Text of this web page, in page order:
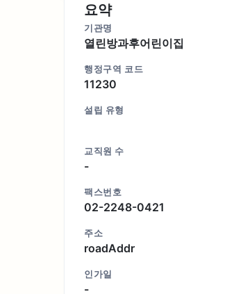
요약
기관명
열린방과후어린이집
행정구역 코드
11230
설립 유형
교직원 수
-
팩스번호
02-2248-0421
주소
roadAddr
인가일
-